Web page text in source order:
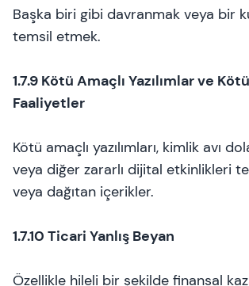
Başka biri gibi davranmak veya bir
temsil etmek.
1.7.9 Kötü Amaçlı Yazılımlar ve
Faaliyetler
Kötü amaçlı yazılımları, kimlik avı
veya diğer zararlı dijital etkinlikleri
veya dağıtan içerikler.
1.7.10 Ticari Yanlış Beyan
Özellikle hileli bir şekilde finansal